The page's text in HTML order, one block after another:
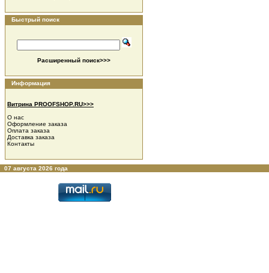
Быстрый поиск
Расширенный поиск>>>
Информация
Витрина PROOFSHOP.RU>>>
О нас
Оформление заказа
Оплата заказа
Доставка заказа
Контакты
07 августа 2026 года